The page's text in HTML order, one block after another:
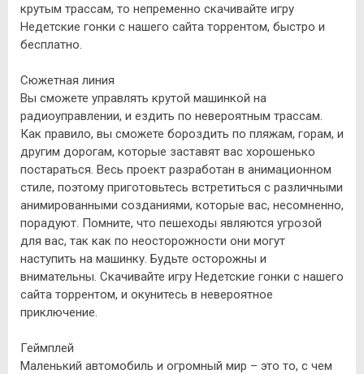
крутым трассам, то непременно скачивайте игру
Недетские гонки с нашего сайта торрентом, быстро и
бесплатно.
Сюжетная линия
Вы сможете управлять крутой машинкой на
радиоуправлении, и ездить по невероятным трассам.
Как правило, вы сможете бороздить по пляжам, горам, и
другим дорогам, которые заставят вас хорошенько
постараться. Весь проект разработан в анимационном
стиле, поэтому приготовьтесь встретиться с различными
анимированными созданиями, которые вас, несомненно,
порадуют. Помните, что пешеходы являются угрозой
для вас, так как по неосторожности они могут
наступить на машинку. Будьте осторожны и
внимательны. Скачивайте игру Недетские гонки с нашего
сайта торрентом, и окунитесь в невероятное
приключение.
Геймплей
Маленький автомобиль и огромный мир – это то, с чем